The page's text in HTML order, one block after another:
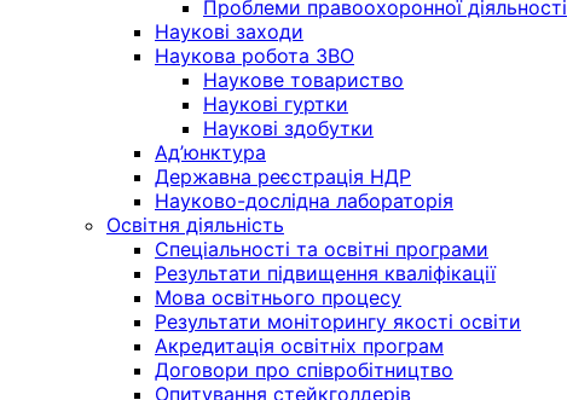
Проблеми правоохоронної діяльності
Наукові заходи
Наукова робота ЗВО
Наукове товариство
Наукові гуртки
Наукові здобутки
Ад’юнктура
Державна реєстрація НДР
Науково-дослідна лабораторія
Освітня діяльність
Спеціальності та освітні програми
Результати підвищення кваліфікації
Мова освітнього процесу
Результати моніторингу якості освіти
Акредитація освітніх програм
Договори про співробітництво
Опитування стейкголдерів